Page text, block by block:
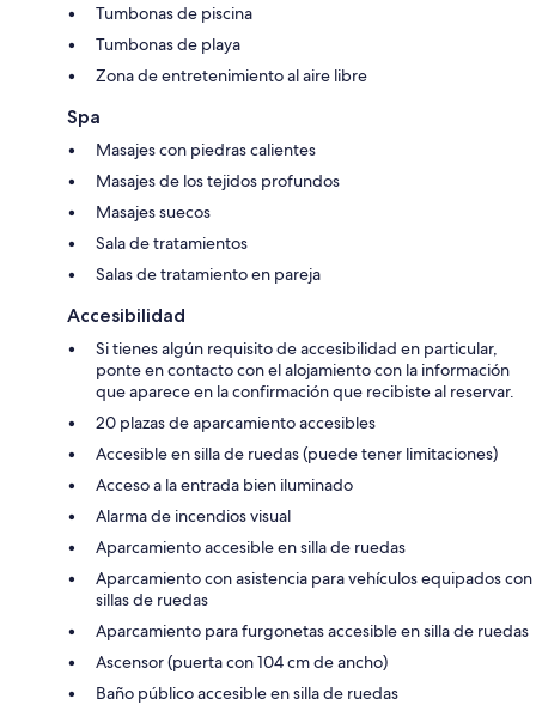
Tumbonas de piscina
Tumbonas de playa
Zona de entretenimiento al aire libre
Spa
Masajes con piedras calientes
Masajes de los tejidos profundos
Masajes suecos
Sala de tratamientos
Salas de tratamiento en pareja
Accesibilidad
Si tienes algún requisito de accesibilidad en particular,
ponte en contacto con el alojamiento con la información
que aparece en la confirmación que recibiste al reservar.
20 plazas de aparcamiento accesibles
Accesible en silla de ruedas (puede tener limitaciones)
Acceso a la entrada bien iluminado
Alarma de incendios visual
Aparcamiento accesible en silla de ruedas
Aparcamiento con asistencia para vehículos equipados con
sillas de ruedas
Aparcamiento para furgonetas accesible en silla de ruedas
Ascensor (puerta con 104 cm de ancho)
Baño público accesible en silla de ruedas